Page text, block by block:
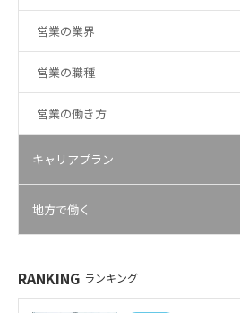
営業の業界
営業の職種
営業の働き方
キャリアプラン
地方で働く
RANKING ランキング